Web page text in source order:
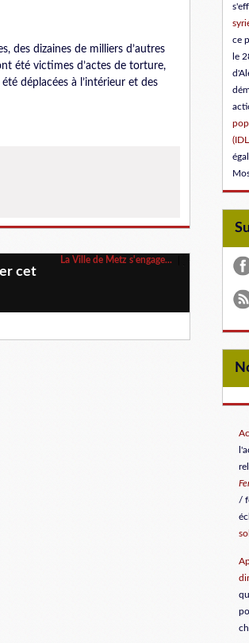
des dizaines de milliers d’autres
été victimes d’actes de torture,
déplacées à l’intérieur et des
La Ville de Metz s'engage...
cet
ce
le
/